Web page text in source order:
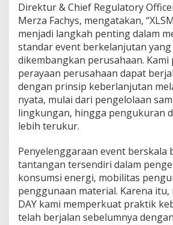
Direktur & Chief Regulatory
Merza Fachys, mengatakan,
menjadi langkah penting dalam
standar event berkelanjutan
dikembangkan perusahaan. Kami
perayaan perusahaan dapat
dengan prinsip keberlanjutan
nyata, mulai dari pengelolaan
lingkungan, hingga pengukuran
lebih terukur.
Penyelenggaraan event berskala
tantangan tersendiri dalam
konsumsi energi, mobilitas
penggunaan material. Karena itu,
DAY kami memperkuat praktik
telah berjalan sebelumnya